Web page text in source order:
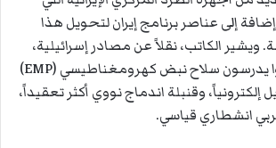
إلى عناصر برنامج إيران لتحويل هذا
ويشير الكاتب، نقلاً عن مصادر إسرائيلية،
إلى أن الإيرانيين كانوا يدرسون سلاح نبض كهرومغناطيسي (EMP)
إلكترونياً، وقنبلة اندماج نووي أكثر تعقيداً،
انشطاري قياسي.